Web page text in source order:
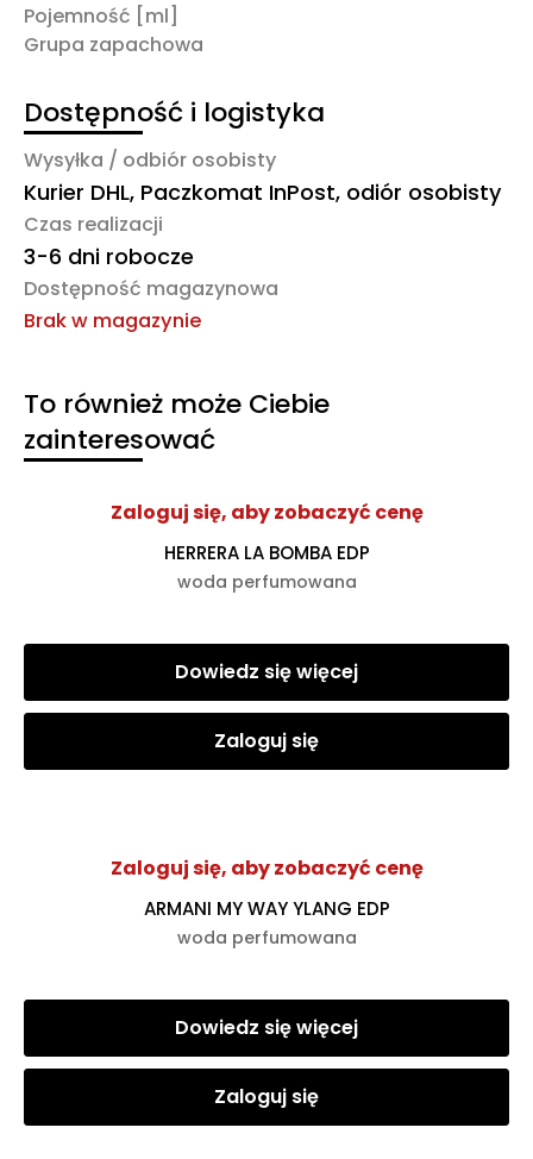
Pojemność [ml]
Grupa zapachowa
Dostępność i logistyka
Wysyłka / odbiór osobisty
Kurier DHL, Paczkomat InPost, odiór osobisty
Czas realizacji
3-6 dni robocze
Dostępność magazynowa
Brak w magazynie
To również może Ciebie
zainteresować
Zaloguj się, aby zobaczyć cenę
HERRERA LA BOMBA EDP
woda perfumowana
Dowiedz się więcej
Zaloguj się
Zaloguj się, aby zobaczyć cenę
ARMANI MY WAY YLANG EDP
woda perfumowana
Dowiedz się więcej
Zaloguj się